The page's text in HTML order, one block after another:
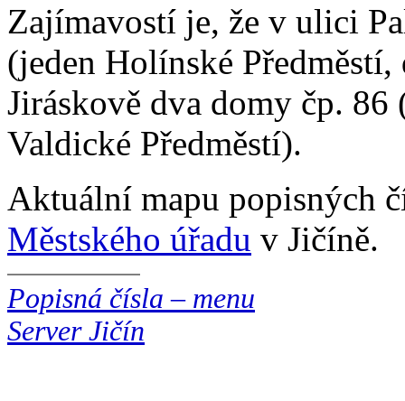
Zajímavostí je, že v ulici
(jeden Holínské
Jiráskově dva domy čp.
Valdické Předměstí).
Aktuální mapu popisných
Městského úřadu v Jičíně.
Popisná čísla – menu
Server Jičín